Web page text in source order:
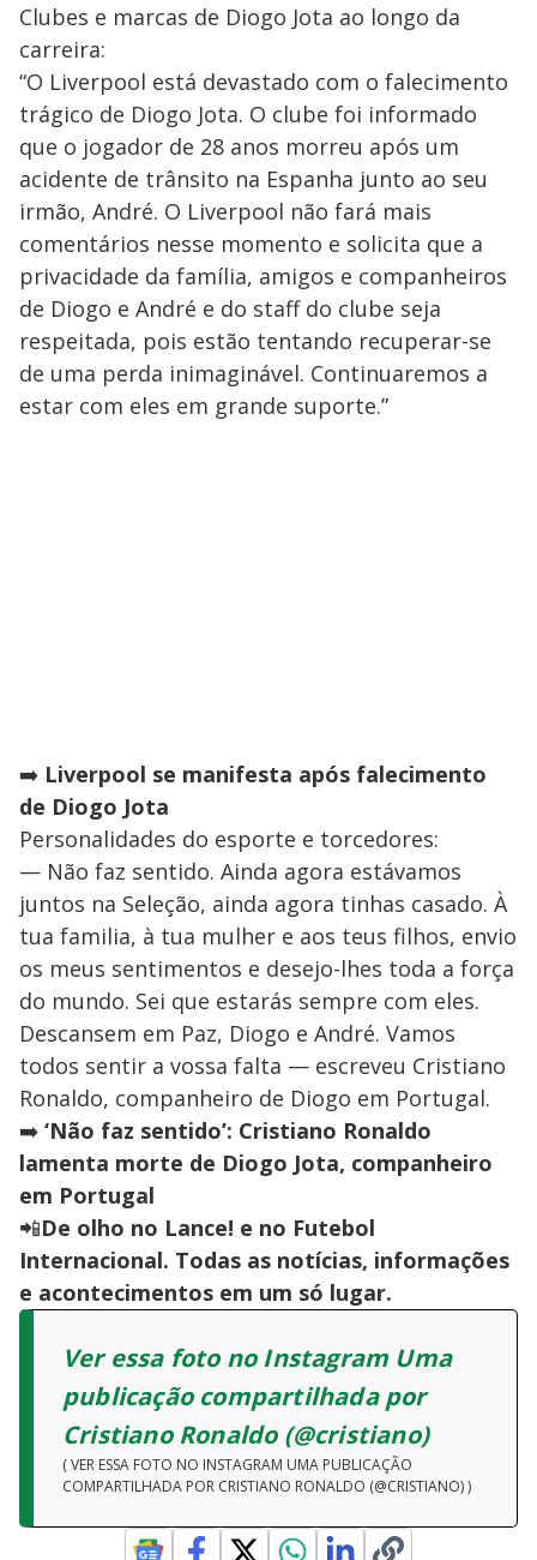
Clubes e marcas de Diogo Jota ao longo da
carreira:
“O Liverpool está devastado com o falecimento
trágico de Diogo Jota. O clube foi informado
que o jogador de 28 anos morreu após um
acidente de trânsito na Espanha junto ao seu
irmão, André. O Liverpool não fará mais
comentários nesse momento e solicita que a
privacidade da família, amigos e companheiros
de Diogo e André e do staff do clube seja
respeitada, pois estão tentando recuperar-se
de uma perda inimaginável. Continuaremos a
estar com eles em grande suporte.”
➡️ Liverpool se manifesta após falecimento
de Diogo Jota
Personalidades do esporte e torcedores:
— Não faz sentido. Ainda agora estávamos
juntos na Seleção, ainda agora tinhas casado. À
tua familia, à tua mulher e aos teus filhos, envio
os meus sentimentos e desejo-lhes toda a força
do mundo. Sei que estarás sempre com eles.
Descansem em Paz, Diogo e André. Vamos
todos sentir a vossa falta — escreveu Cristiano
Ronaldo, companheiro de Diogo em Portugal.
➡️ ‘Não faz sentido’: Cristiano Ronaldo
lamenta morte de Diogo Jota, companheiro
em Portugal
📲De olho no Lance! e no Futebol
Internacional. Todas as notícias, informações
e acontecimentos em um só lugar.
Ver essa foto no Instagram Uma
publicação compartilhada por
Cristiano Ronaldo (@cristiano)
( VER ESSA FOTO NO INSTAGRAM UMA PUBLICAÇÃO
COMPARTILHADA POR CRISTIANO RONALDO (@CRISTIANO) )